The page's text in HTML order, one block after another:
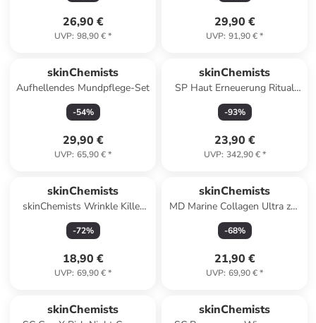
26,90 €
UVP: 98,90 €*
29,90 €
UVP: 91,90 €*
skinChemists
Aufhellendes Mundpflege-Set
-54%
29,90 €
UVP: 65,90 €*
skinChemists
SP Haut Erneuerung Ritual
Set
-93%
23,90 €
UVP: 342,90 €*
skinChemists
skinChemists Wrinkle Killer
Gesichtsöl 30ml
-72%
18,90 €
UVP: 69,90 €*
skinChemists
MD Marine Collagen Ultra zur
Hautreparatur 50ml
-68%
21,90 €
UVP: 69,90 €*
skinChemists skinChemists